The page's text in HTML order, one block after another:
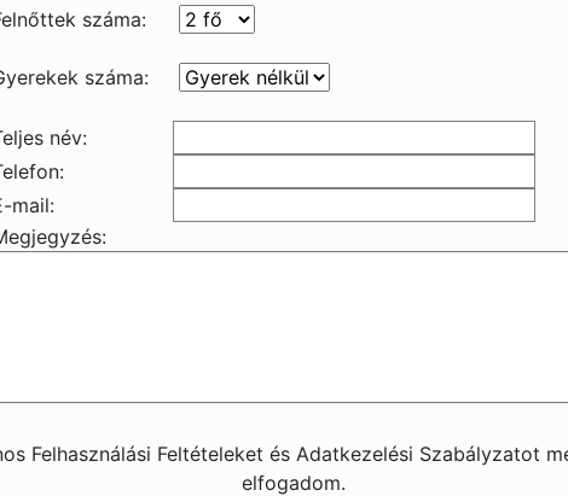
száma:
száma:
név:
mail:
Felhasználási Feltételeket és Adatkezelési Szabályzatot
elfogadom.